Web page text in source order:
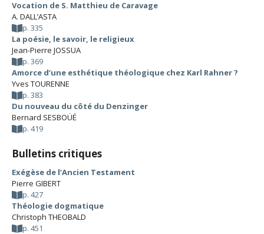
Vocation de S. Matthieu de Caravage
A. DALL’ASTA
p. 335
La poésie, le savoir, le religieux
Jean-Pierre JOSSUA
p. 369
Amorce d’une esthétique théologique chez Karl Rahner ?
Yves TOURENNE
p. 383
Du nouveau du côté du Denzinger
Bernard SESBOÜÉ
p. 419
Bulletins critiques
Exégèse de l’Ancien Testament
Pierre GIBERT
p. 427
Théologie dogmatique
Christoph THEOBALD
p. 451